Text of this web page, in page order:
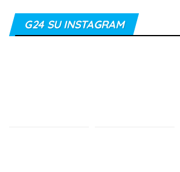
G24 SU INSTAGRAM